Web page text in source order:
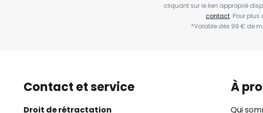
cliquant sur le lien approprié
contact. Pour
*Valable dès 99 € de
Contact et service
Droit de rétractation
À
Qui